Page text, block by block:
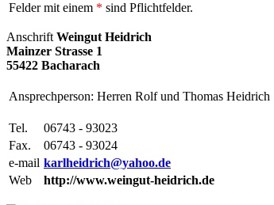
Felder mit einem * sind Pflichtfelder.
Anschrift Weingut Heidrich
Mainzer Strasse 1
55422 Bacharach
Ansprechperson: Herren Rolf und Thomas Heidrich
Tel.
06743 - 93023
Fax.
06743 - 93024
e-mail karlheidrich@yahoo.de
Web
http://www.weingut-heidrich.de